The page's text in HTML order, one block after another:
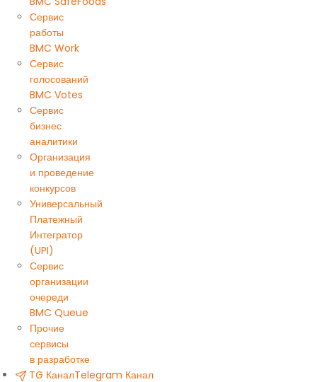
Сервис
работы
BMC Work
Сервис
голосований
BMC Votes
Сервис
бизнес
аналитики
Организация
и проведение
конкурсов
Универсальный
Платежный
Интегратор
(UPI)
Сервис
организации
очереди
BMC Queue
Прочие
сервисы
в разработке
TG КаналTelegram Канал